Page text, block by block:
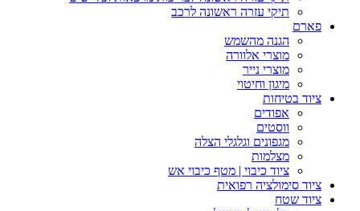
תיקי עזרה ראשונה לרכב
פארם
הגנה מהשמש
מוצרי אלוורה
מוצרי נייר
מיגון וחיטוי
ציוד בטיחות
אפודים
ווסטים
מגפונים וגלגלי הצלה
מצלמות
ציוד כיבוי | מטף כיבוי אש
ציוד סימולציה רפואית
ציוד שטח